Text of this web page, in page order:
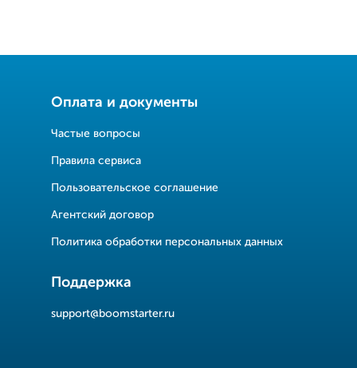
Оплата и документы
Частые вопросы
Правила сервиса
Пользовательское соглашение
Агентский договор
Политика обработки персональных данных
Поддержка
support@boomstarter.ru